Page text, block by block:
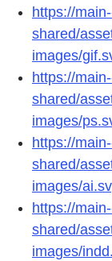
https://
shared/
images/
https://
shared/
images/
https://
shared/
images/
https://
shared/
images/